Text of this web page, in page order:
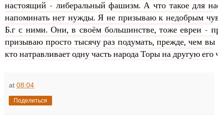
настоящий - либеральный фашизм. А что такое для
напоминать нет нужды. Я не призываю к недобрым
Б.г с ними. Они, в своём большинстве, тоже евреи -
призываю просто тысячу раз подумать, прежде, чем вы
кто натравливает одну часть народа Торы на другую его
at 08:04
Поделиться